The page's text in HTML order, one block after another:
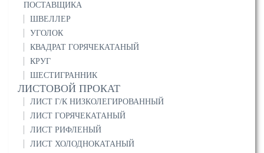
ПОСТАВЩИКА
ШВЕЛЛЕР
УГОЛОК
КВАДРАТ ГОРЯЧЕКАТАНЫЙ
КРУГ
ШЕСТИГРАННИК
ЛИСТОВОЙ ПРОКАТ
ЛИСТ Г/К НИЗКОЛЕГИРОВАННЫЙ
ЛИСТ ГОРЯЧЕКАТАНЫЙ
ЛИСТ РИФЛЕНЫЙ
ЛИСТ ХОЛОДНОКАТАНЫЙ